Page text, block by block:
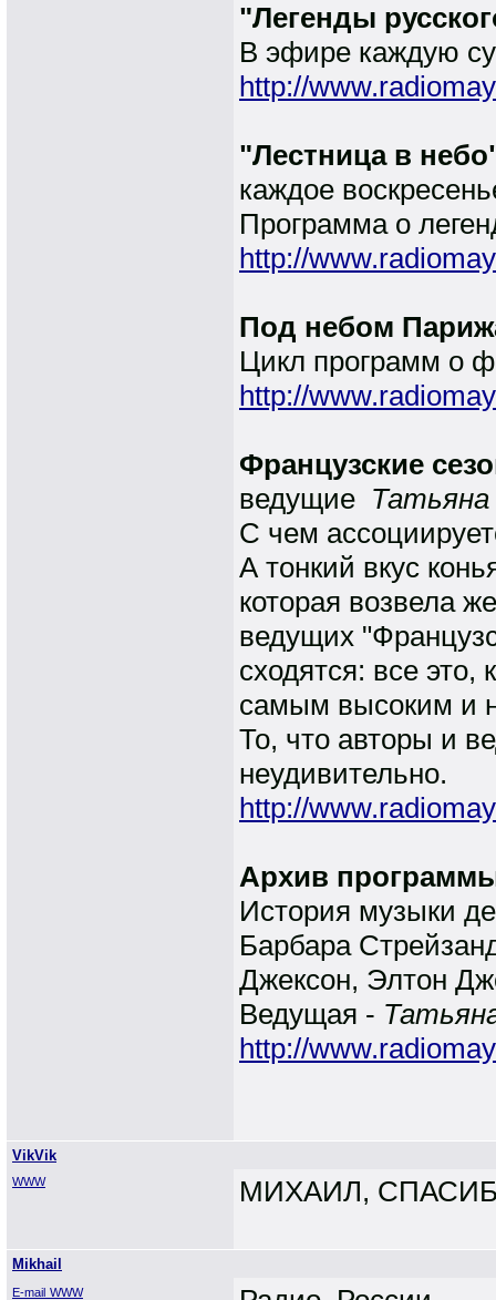
"Легенды
В эфире каждую
http://
"Лестница в
каждое
Программа о
http://
Под небом
Цикл программ о
http://
Французские
ведущие Татьяна
C чем
А тонкий вкус
которая возвела
ведущих
сходятся: все
самым высоким и
То, что авторы и
неудивительно.
http://
Архив
История музыки
Барбара
Джексон, Элтон
Ведущая -
http://
VikVik
WWW МИХАИЛ,
Mikhail
E-mail WWW